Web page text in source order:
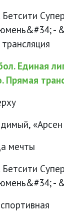
-
Единая
Прямая
«Арсен
мечты
-